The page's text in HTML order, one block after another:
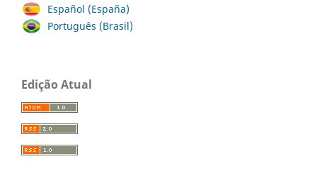
Español (España)
Português (Brasil)
Edição Atual